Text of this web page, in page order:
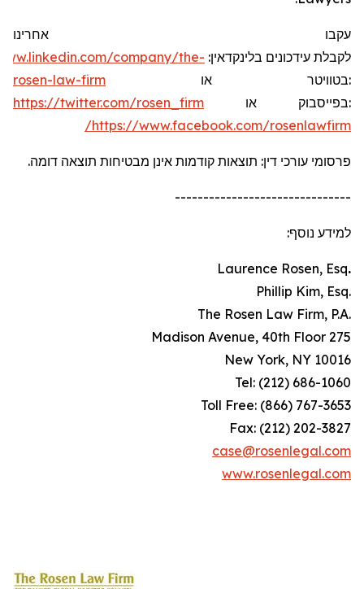
עקבו אחרינו
לקבלת עידכונים בלינקדאין:
company/the-
rosen-law-firm או בטוויטר:
https://twitter.com/rosen_firm או בפייסבוק:
https://www.facebook.com/rosenlawfirm/
פרסומי עורכי דין: תוצאות קודמות אינן מבטיחות תוצאה דומה.
-------------------------------
למידע נוסף:
.
Laurence Rosen, Esq
.Phillip Kim, Esq
.The Rosen Law Firm, P.A
275 Madison Avenue, 40th Floor
New York, NY 10016
Tel: (212) 686-1060
Toll Free: (866) 767-3653
Fax: (212) 202-3827
case@rosenlegal.com
www.rosenlegal.com